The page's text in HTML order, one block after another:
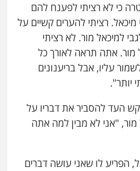
כי לא רציתי לפענח להם
רציתי להערים קשיים על
למיכאל מור. לא רציתי
מור. אתה תראה לאורך כל
עליו, אבל בריענונים
יותר".
העד להסביר את דבריו על
"אני לא מבין למה אתה
הפריע לו שאני עושה דברים